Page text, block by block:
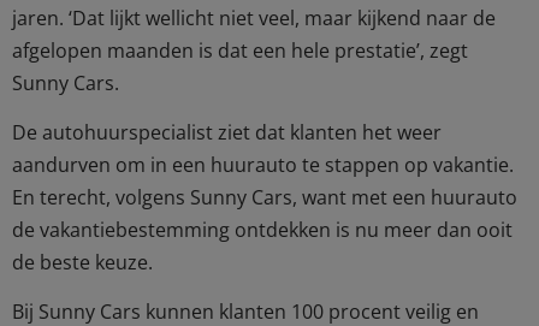
jaren. ‘Dat lijkt wellicht niet veel, maar kijkend naar de
afgelopen maanden is dat een hele prestatie’, zegt
Sunny Cars.
De autohuurspecialist ziet dat klanten het weer
aandurven om in een huurauto te stappen op vakantie.
En terecht, volgens Sunny Cars, want met een huurauto
de vakantiebestemming ontdekken is nu meer dan ooit
de beste keuze.
Bij Sunny Cars kunnen klanten 100 procent veilig en